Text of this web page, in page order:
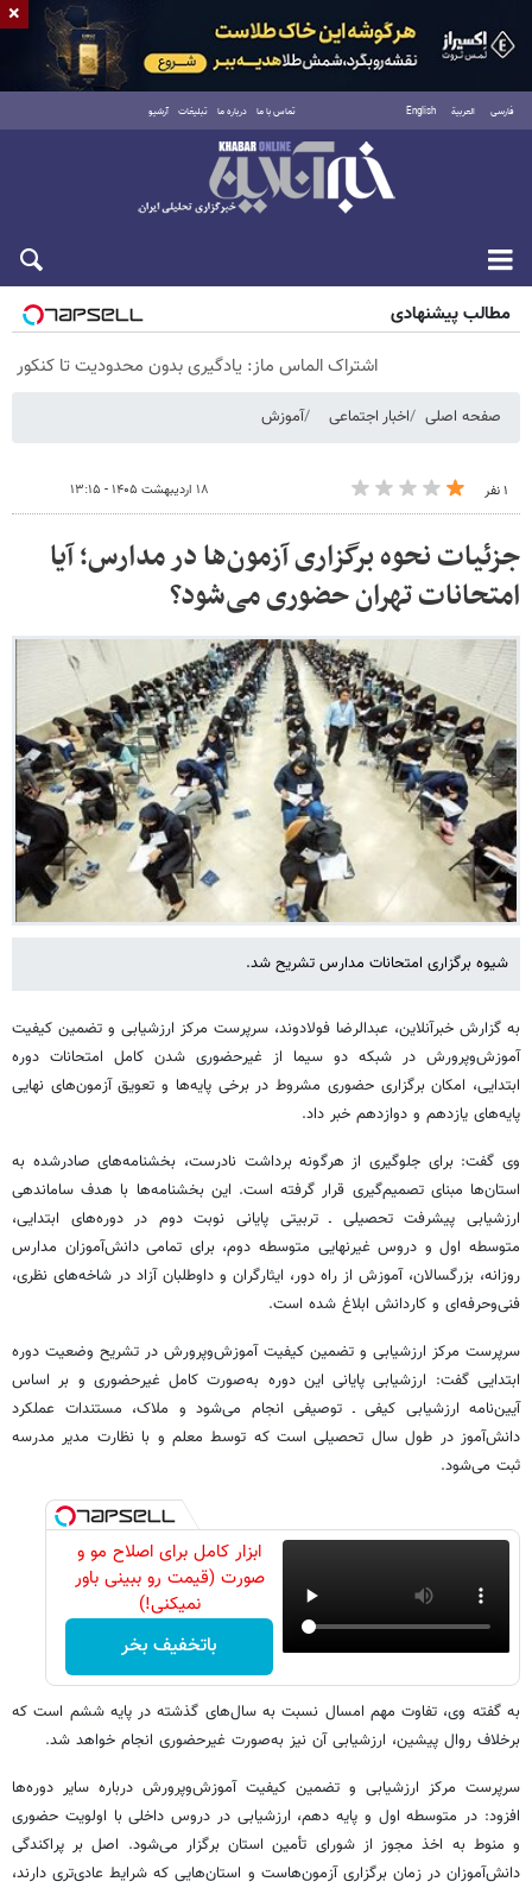
فارسی العربية English تماس با ما درباره ما تبلیغات آرشیو
پنجشنبه ۱۵ مرداد ۱۴۰۵
مطالب پیشنهادی
اشتراک الماس ماز: یادگیری بدون محدودیت تا کنکور
صفحه اصلی اخبار اجتماعی آموزش
۱ نفر ۱۸ اردیبهشت ۱۴۰۵ - ۱۳:۱۵
جزئیات نحوه برگزاری آزمون‌ها در مدارس؛ آیا
امتحانات تهران حضوری می‌شود؟
شیوه برگزاری امتحانات مدارس تشریح شد.
به گزارش خبرآنلاین، عبدالرضا فولادوند، سرپرست مرکز ارزشیابی و تضمین کیفیت
آموزش‌وپرورش در شبکه دو سیما از غیرحضوری شدن کامل امتحانات دوره
ابتدایی، امکان برگزاری حضوری مشروط در برخی پایه‌ها و تعویق آزمون‌های نهایی
پایه‌های یازدهم و دوازدهم خبر داد.
وی گفت: برای جلوگیری از هرگونه برداشت نادرست، بخشنامه‌های صادرشده به
استان‌ها مبنای تصمیم‌گیری قرار گرفته است. این بخشنامه‌ها با هدف ساماندهی
ارزشیابی پیشرفت تحصیلی ـ تربیتی پایانی نوبت دوم در دوره‌های ابتدایی،
متوسطه اول و دروس غیرنهایی متوسطه دوم، برای تمامی دانش‌آموزان مدارس
روزانه، بزرگسالان، آموزش از راه دور، ایثارگران و داوطلبان آزاد در شاخه‌های نظری،
فنی‌وحرفه‌ای و کاردانش ابلاغ شده است.
سرپرست مرکز ارزشیابی و تضمین کیفیت آموزش‌وپرورش در تشریح وضعیت دوره
ابتدایی گفت: ارزشیابی پایانی این دوره به‌صورت کامل غیرحضوری و بر اساس
آیین‌نامه ارزشیابی کیفی ـ توصیفی انجام می‌شود و ملاک، مستندات عملکرد
دانش‌آموز در طول سال تحصیلی است که توسط معلم و با نظارت مدیر مدرسه
ثبت می‌شود.
ابزار کامل برای اصلاح مو و
صورت (قیمت رو ببینی باور
نمیکنی!)
باتخفیف بخر
به گفته وی، تفاوت مهم امسال نسبت به سال‌های گذشته در پایه ششم است که
برخلاف روال پیشین، ارزشیابی آن نیز به‌صورت غیرحضوری انجام خواهد شد.
سرپرست مرکز ارزشیابی و تضمین کیفیت آموزش‌وپرورش درباره سایر دوره‌ها
افزود: در متوسطه اول و پایه دهم، ارزشیابی در دروس داخلی با اولویت حضوری
و منوط به اخذ مجوز از شورای تأمین استان برگزار می‌شود. اصل بر پراکندگی
دانش‌آموزان در زمان برگزاری آزمون‌هاست و استان‌هایی که شرایط عادی‌تری دارند،
×